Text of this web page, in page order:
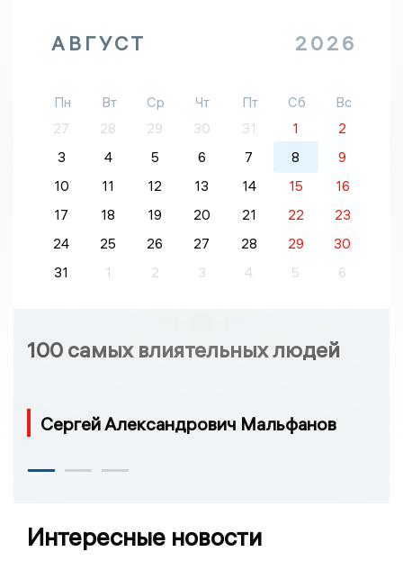
АВГУСТ 2026
Пн Вт Ср Чт Пт Сб
Вс
27
28 29 30 31 1
2
3
4 5 6 7 8
9
10
11 12 13 14 15
16
17
18 19 20 21 22
23
24
25 26 27 28 29
30
31
1 2 3 4 5 6
100 самых влиятельных людей
Сергей Александрович Мальфанов
Интересные новости